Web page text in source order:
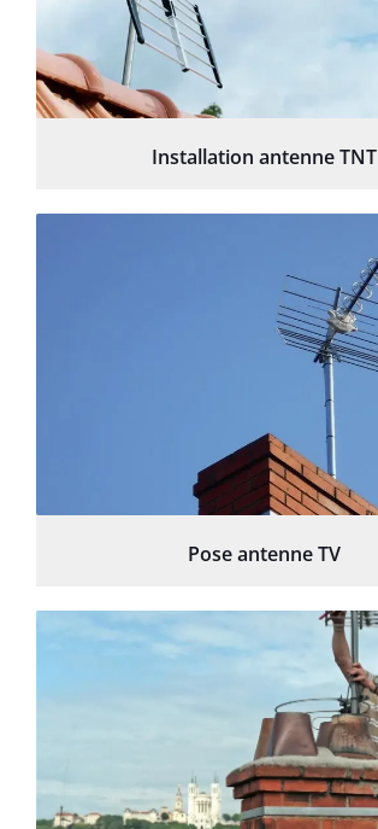
Installation antenne TNT
Pose antenne TV